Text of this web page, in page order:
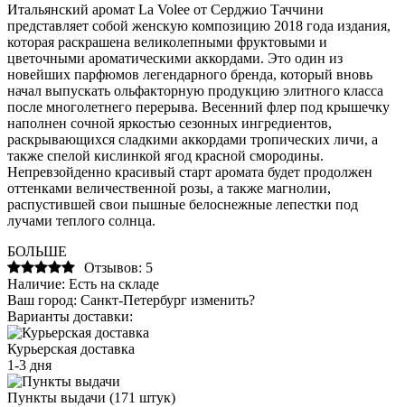
Итальянский аромат La Volee от Серджио Таччини
представляет собой женскую композицию 2018 года издания,
которая раскрашена великолепными фруктовыми и
цветочными ароматическими аккордами. Это один из
новейших парфюмов легендарного бренда, который вновь
начал выпускать ольфакторную продукцию элитного класса
после многолетнего перерыва. Весенний флер под крышечку
наполнен сочной яркостью сезонных ингредиентов,
раскрывающихся сладкими аккордами тропических личи, а
также спелой кислинкой ягод красной смородины.
Непревзойденно красивый старт аромата будет продолжен
оттенками величественной розы, а также магнолии,
распустившей свои пышные белоснежные лепестки под
лучами теплого солнца.
БОЛЬШЕ
Отзывов: 5
Наличие: Есть на складе
Ваш город: Санкт-Петербург изменить?
Варианты доставки:
Курьерская доставка
1-3 дня
Пункты выдачи (171 штук)